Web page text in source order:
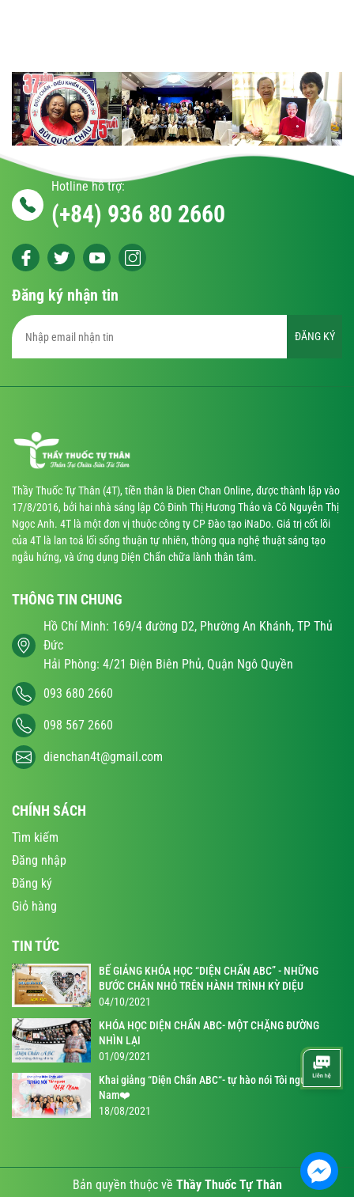
Hotline hỗ trợ:
(+84) 936 80 2660
Đăng ký nhận tin
ĐĂNG KÝ
Thầy Thuốc Tự Thân (4T), tiền thân là Dien Chan Online, được thành lập vào
17/8/2016, bởi hai nhà sáng lập Cô Đinh Thị Hương Thảo và Cô Nguyễn Thị
Ngọc Anh. 4T là một đơn vị thuộc công ty CP Đào tạo iNaDo. Giá trị cốt lõi
của 4T là lan toả lối sống thuận tự nhiên, thông qua nghệ thuật sáng tạo
ngẫu hứng, và ứng dụng Diện Chẩn chữa lành thân tâm.
THÔNG TIN CHUNG
Hồ Chí Minh: 169/4 đường D2, Phường An Khánh, TP Thủ
Đức
Hải Phòng: 4/21 Điện Biên Phủ, Quận Ngô Quyền
093 680 2660
098 567 2660
dienchan4t@gmail.com
CHÍNH SÁCH
Tìm kiếm
Đăng nhập
Đăng ký
Giỏ hàng
TIN TỨC
BẾ GIẢNG KHÓA HỌC “DIỆN CHẨN ABC” - NHỮNG
BƯỚC CHÂN NHỎ TRÊN HÀNH TRÌNH KỲ DIỆU
04/10/2021
KHÓA HỌC DIỆN CHẨN ABC- MỘT CHẶNG ĐƯỜNG
NHÌN LẠI
01/09/2021
Khai giảng “Diện Chẩn ABC“- tự hào nói Tôi người Việt
Nam❤️
18/08/2021
Bản quyền thuộc về Thầy Thuốc Tự Thân